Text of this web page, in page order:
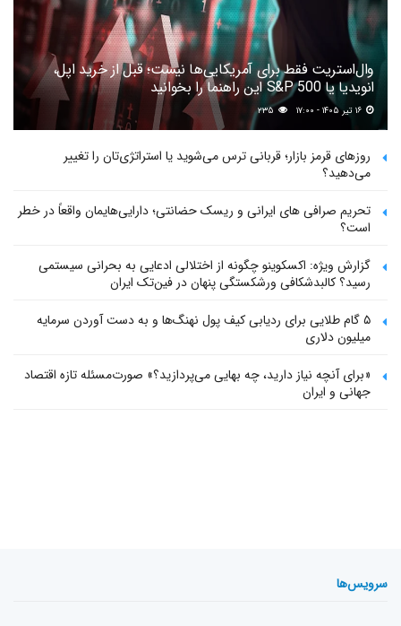
وال‌استریت فقط برای آمریکایی‌ها نیست؛ قبل از خرید اپل،
انویدیا یا S&P 500 این راهنما را بخوانید
۲۳۵
روزهای قرمز بازار؛ قربانی ترس می‌شوید یا استراتژی‌تان را تغییر
می‌دهید؟
تحریم صرافی های ایرانی و ریسک حضانتی؛ دارایی‌هایمان واقعاً در خطر
است؟
گزارش ویژه: اکسکوینو چگونه از اختلالی ادعایی به بحرانی سیستمی
رسید؟ کالبدشکافی ورشکستگی پنهان در فین‌تک ایران
۵ گام طلایی برای ردیابی کیف پول‌ نهنگ‌ها و به دست آوردن سرمایه
میلیون دلاری
«برای آنچه نیاز دارید، چه بهایی می‌پردازید؟» صورت‌مسئله تازه اقتصاد
جهانی و ایران
سرویس‌ها